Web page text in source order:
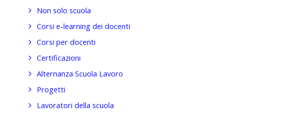
Non solo scuola
Corsi e-learning dei docenti
Corsi per docenti
Certificazioni
Alternanza Scuola Lavoro
Progetti
Lavoratori della scuola